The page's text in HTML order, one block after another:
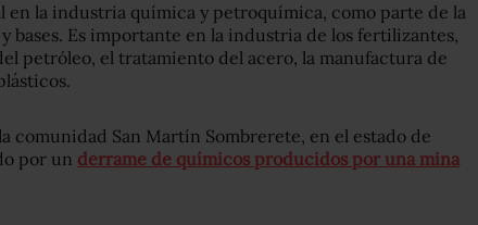
en la industria química y petroquímica, como parte de la
bases. Es importante en la industria de los fertilizantes,
petróleo, el tratamiento del acero, la manufactura de
comunidad San Martín Sombrerete, en el estado de
por un derrame de químicos producidos por una mina